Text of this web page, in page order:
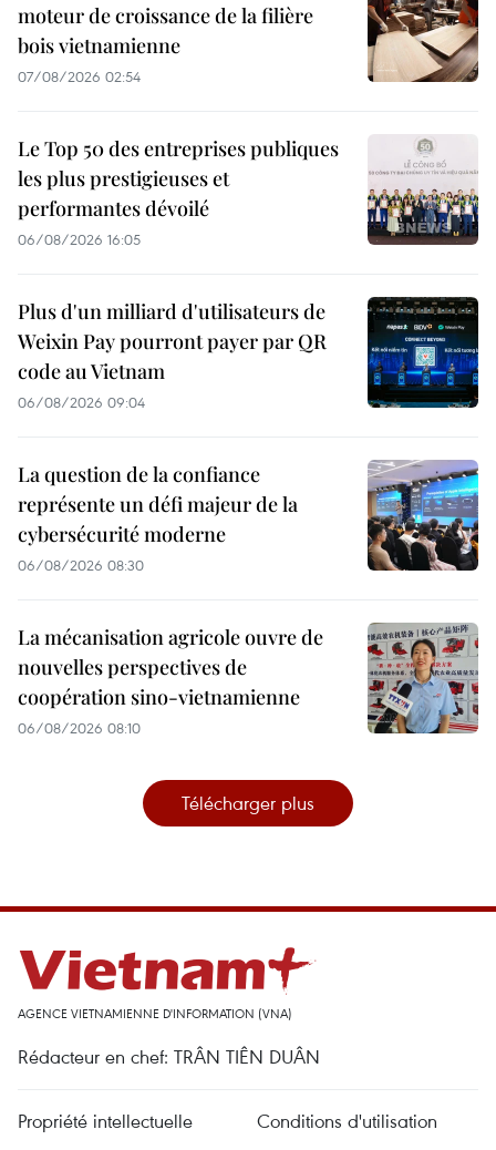
moteur de croissance de la filière
bois vietnamienne
07/08/2026 02:54
Le Top 50 des entreprises publiques
les plus prestigieuses et
performantes dévoilé
06/08/2026 16:05
Plus d'un milliard d'utilisateurs de
Weixin Pay pourront payer par QR
code au Vietnam
06/08/2026 09:04
La question de la confiance
représente un défi majeur de la
cybersécurité moderne
06/08/2026 08:30
La mécanisation agricole ouvre de
nouvelles perspectives de
coopération sino-vietnamienne
06/08/2026 08:10
Télécharger plus
AGENCE VIETNAMIENNE D'INFORMATION (VNA)
Rédacteur en chef: TRÂN TIÊN DUÂN
Propriété intellectuelle
Conditions d'utilisation